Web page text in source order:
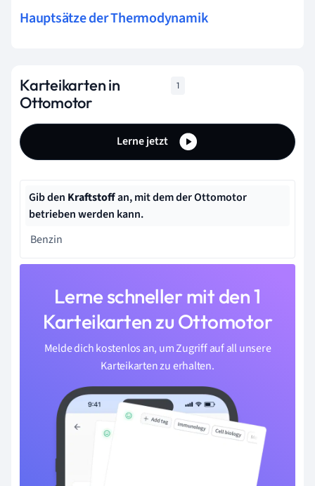
Hauptsätze der Thermodynamik
Karteikarten in
Ottomotor
1
Lerne jetzt
Gib den Kraftstoffan, mit dem der Ottomotor
betrieben werden kann.
Benzin
Lerne schneller mit den 1
Karteikarten zu Ottomotor
Melde dich kostenlos an, um Zugriff auf all unsere
Karteikarten zu erhalten.